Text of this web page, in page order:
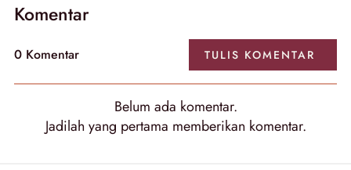
Komentar
0 Komentar TULIS KOMENTAR
Belum ada komentar.
Jadilah yang pertama memberikan komentar.